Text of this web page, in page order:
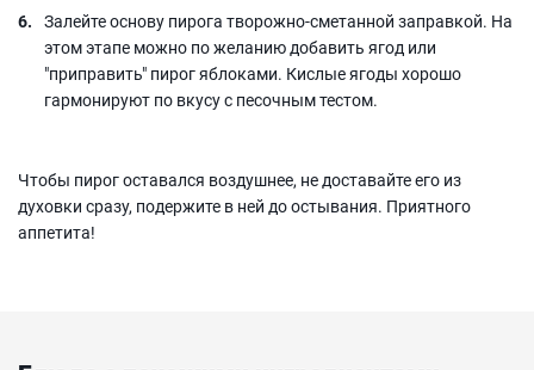
Залейте основу пирога творожно-сметанной заправкой. На
этом этапе можно по желанию добавить ягод или
"приправить" пирог яблоками. Кислые ягоды хорошо
гармонируют по вкусу с песочным тестом.
Чтобы пирог оставался воздушнее, не доставайте его из
духовки сразу, подержите в ней до остывания. Приятного
аппетита!